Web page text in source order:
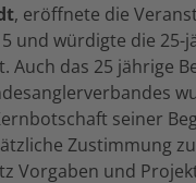
, eröffnete die
und würdigte die 25-
Auch das 25 jährige
seiner
Zustimmung
Vorgaben und